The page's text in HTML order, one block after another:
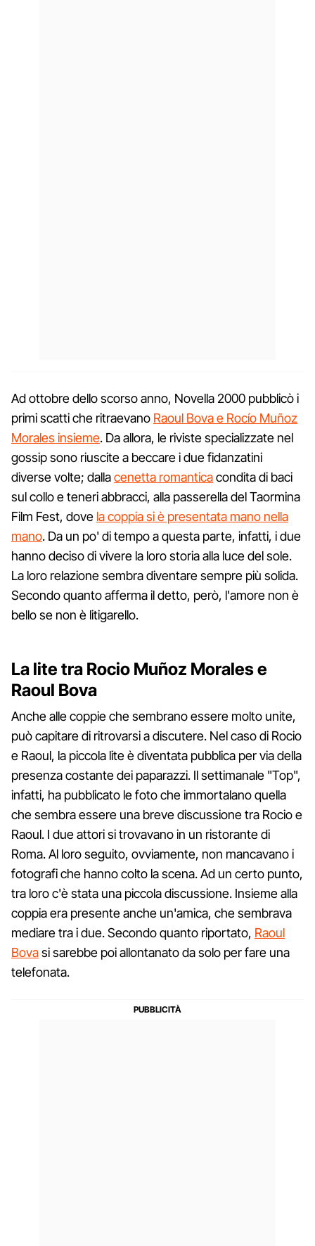
Ad ottobre dello scorso anno, Novella 2000 pubblicò i
primi scatti che ritraevano Raoul Bova e Rocío Muñoz
Morales insieme. Da allora, le riviste specializzate nel
gossip sono riuscite a beccare i due fidanzatini
diverse volte; dallacenetta romanticacondita di baci
sul collo e teneri abbracci, alla passerella del Taormina
Film Fest, dove la coppia si è presentata mano nella
mano. Da un po' di tempo a questa parte, infatti, i due
hanno deciso di vivere la loro storia alla luce del sole.
La loro relazione sembra diventare sempre più solida.
Secondo quanto afferma il detto, però, l'amore non è
bello se non è litigarello.
La lite tra Rocio Muñoz Morales e
Raoul Bova
Anche alle coppie che sembrano essere molto unite,
può capitare di ritrovarsi a discutere. Nel caso di Rocio
e Raoul, la piccola lite è diventata pubblica per via della
presenza costante dei paparazzi. Il settimanale "Top",
infatti, ha pubblicato le foto che immortalano quella
che sembra essere una breve discussione tra Rocio e
Raoul. I due attori si trovavano in un ristorante di
Roma. Al loro seguito, ovviamente, non mancavano i
fotografi che hanno colto la scena. Ad un certo punto,
tra loro c'è stata una piccola discussione. Insieme alla
coppia era presente anche un'amica, che sembrava
mediare tra i due. Secondo quanto riportato, Raoul
Bovasi sarebbe poi allontanato da solo per fare una
telefonata.